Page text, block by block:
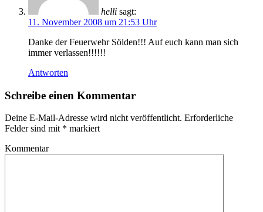
helli sagt:
11. November 2008 um 21:53 Uhr
Danke der Feuerwehr Sölden!!! Auf euch kann man sich
immer verlassen!!!!!!
Antworten
Schreibe einen Kommentar
Deine E-Mail-Adresse wird nicht veröffentlicht. Erforderliche
Felder sind mit * markiert
Kommentar